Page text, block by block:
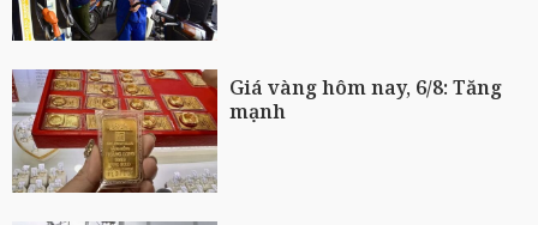
Giá vàng hôm nay, 6/8: Tăng
mạnh